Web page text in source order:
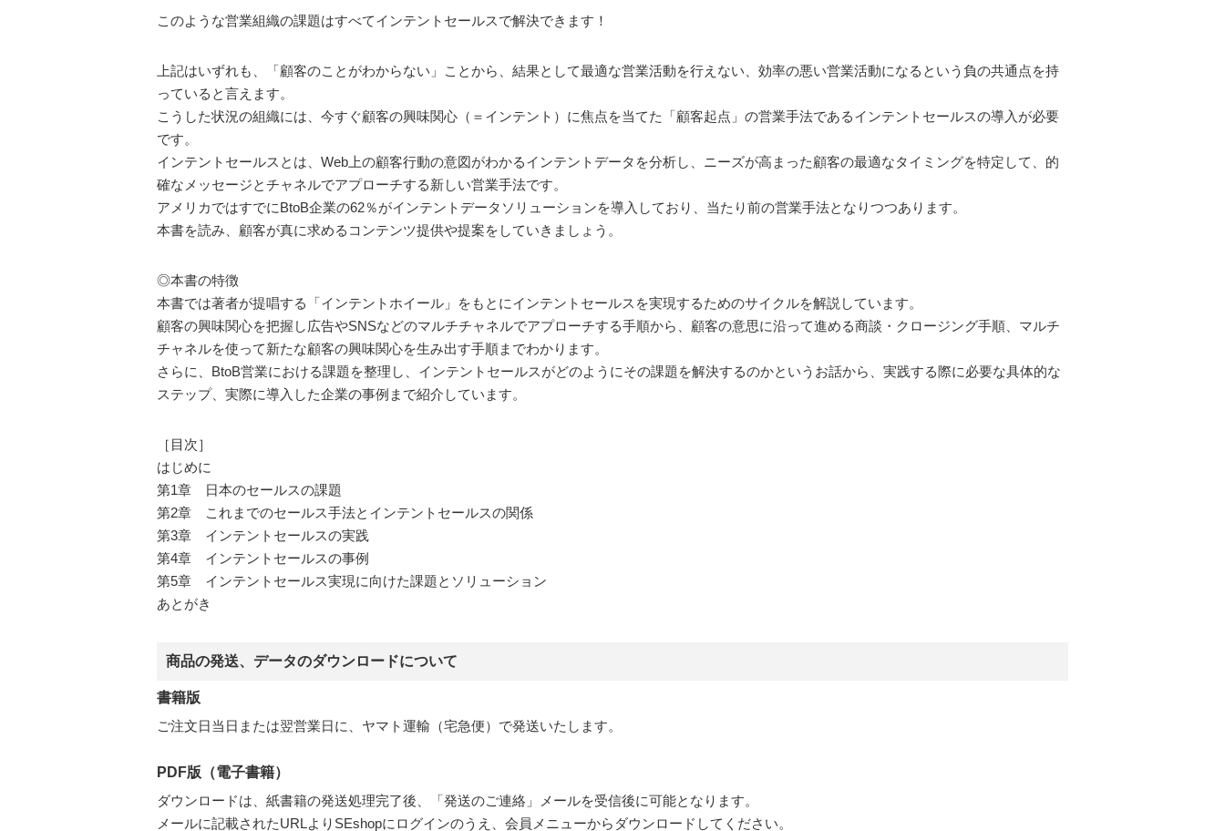
このような営業組織の課題はすべてインテントセールスで解決できます！
上記はいずれも、「顧客のことがわからない」ことから、結果として最適な営業活動を行えない、効率の悪い営業活動になるという負の共通点を持
っていると言えます。
こうした状況の組織には、今すぐ顧客の興味関心（＝インテント）に焦点を当てた「顧客起点」の営業手法であるインテントセールスの導入が必要
です。
インテントセールスとは、Web上の顧客行動の意図がわかるインテントデータを分析し、ニーズが高まった顧客の最適なタイミングを特定して、的
確なメッセージとチャネルでアプローチする新しい営業手法です。
アメリカではすでにBtoB企業の62％がインテントデータソリューションを導入しており、当たり前の営業手法となりつつあります。
本書を読み、顧客が真に求めるコンテンツ提供や提案をしていきましょう。
◎本書の特徴
本書では著者が提唱する「インテントホイール」をもとにインテントセールスを実現するためのサイクルを解説しています。
顧客の興味関心を把握し広告やSNSなどのマルチチャネルでアプローチする手順から、顧客の意思に沿って進める商談・クロージング手順、マルチ
チャネルを使って新たな顧客の興味関心を生み出す手順までわかります。
さらに、BtoB営業における課題を整理し、インテントセールスがどのようにその課題を解決するのかというお話から、実践する際に必要な具体的な
ステップ、実際に導入した企業の事例まで紹介しています。
［目次］
はじめに
第1章 日本のセールスの課題
第2章 これまでのセールス手法とインテントセールスの関係
第3章 インテントセールスの実践
第4章 インテントセールスの事例
第5章 インテントセールス実現に向けた課題とソリューション
あとがき
商品の発送、データのダウンロードについて
書籍版
ご注文日当日または翌営業日に、ヤマト運輸（宅急便）で発送いたします。
PDF版（電子書籍）
ダウンロードは、紙書籍の発送処理完了後、「発送のご連絡」メールを受信後に可能となります。
メールに記載されたURLよりSEshopにログインのうえ、会員メニューからダウンロードしてください。